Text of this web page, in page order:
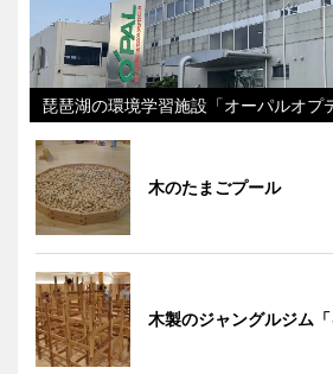
琵琶湖の環境学習施設「オーパルオプ
木のたまごプール
木製のジャングルジム「